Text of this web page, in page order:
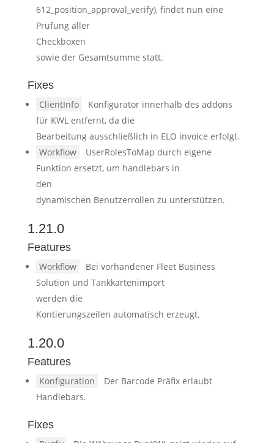
612_position_approval_verify), findet nun eine
Prüfung aller
Checkboxen
sowie der Gesamtsumme statt.
Fixes
ClientInfo
Konfigurator innerhalb des addons
für KWL entfernt, da die
Bearbeitung ausschließlich in ELO invoice erfolgt.
Workflow
UserRolesToMap durch eigene
Funktion ersetzt, um handlebars in
den
dynamischen Benutzerrollen zu unterstützen.
1.21.0
Features
Workflow
Bei vorhandener Fleet Business
Solution und Tankkartenimport
werden die
Kontierungszeilen automatisch erzeugt.
1.20.0
Features
Konfiguration
Der Barcode Präfix erlaubt
Handlebars.
Fixes